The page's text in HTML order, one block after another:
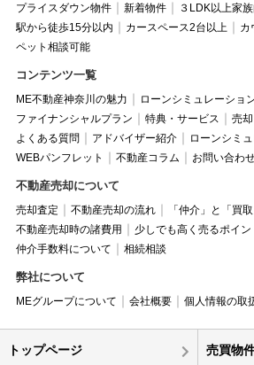
プライスダウン物件
新着物件
３LDK以上家
駅から徒歩15分以内
カースペース2台以上
カ
ペット相談可能
コンテンツ一覧
ME不動産神奈川の魅力
ローンシミュレーショ
ファイナンシャルプラン
特典・サービス 売却
よくある質問
アドバイザー紹介
ローンシミ
WEBパンフレット
不動産コラム お問い合わ
不動産売却について
売却査定 不動産売却の流れ
「仲介」と「買
不動産売却時の諸費用
少しでも高く売るポイン
仲介手数料について
相続相談
弊社について
MEグループについて 会社概要 個人情報の取
トップページ 売買物